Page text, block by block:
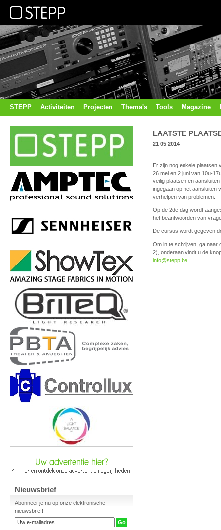
STEPP Activiteiten Projecten Thema's Tools Magazine
Nieuwsbrief
Abonneer je nu op onze elektronische
nieuwsbrief!
LAATSTE
21 05 2014
Er zijn nog enkele plaatsen
26 mei en 2 juni van 10u-
veilig plaatsen en
ingegaan op het aansluiten
verhelpen van problemen.
Op de 2de dag wordt
het beantwoorden van
De cursus wordt gegeven
Om in te schrijven, ga naar
2), onderaan vindt u de
info@stepp.be